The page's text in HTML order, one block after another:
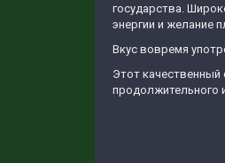
государства.
энергии и желание
Вкус вовремя
Этот
продолжительного